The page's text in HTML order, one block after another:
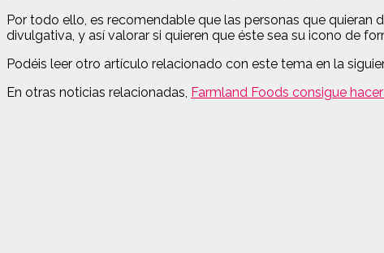
Por todo ello, es recomendable que las personas que
divulgativa, y así valorar si quieren que éste sea su icono de
Podéis leer otro artículo relacionado con este tema en la
En otras noticias relacionadas, Farmland Foods consigue